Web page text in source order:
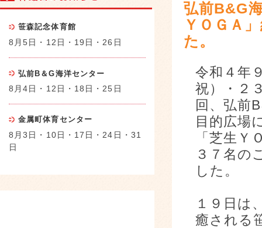
弘前B&G
ＹＯＧＡ
た。
令和４年
祝）・２
回、弘前
目的広場
「芝生Ｙ
３７名の
した。
１９日は
癒される
笹森記念体育館
8月5日・12日・19日・26日
弘前B＆G海洋センター
8月4日・12日・18日・25日
金属町体育センター
8月3日・10日・17日・24日・31
日